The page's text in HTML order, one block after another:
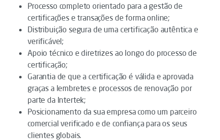
Processo completo orientado para a gestão de
certificações e transações de forma online;
Distribuição segura de uma certificação autêntica e
verificável;
Apoio técnico e diretrizes ao longo do processo de
certificação;
Garantia de que a certificação é válida e aprovada
graças a lembretes e processos de renovação por
parte da Intertek;
Posicionamento da sua empresa como um parceiro
comercial verificado e de confiança para os seus
clientes globais.